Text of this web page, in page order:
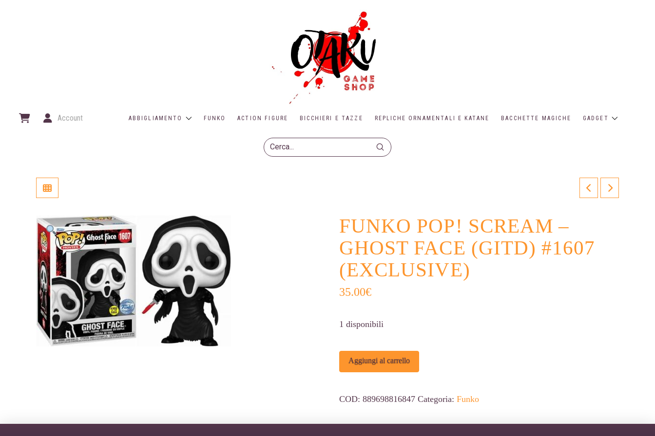
Account ABBIGLIAMENTO FUNKO ACTION FIGURE BICCHIERI E TAZZE REPLICHE ORNAMENTALI E KATANE BACCHETTE MAGICHE GADGET
Search
Submit
FUNKO POP! SCREAM –
GHOST FACE (GITD) #1607
(EXCLUSIVE)
35.00€
1 disponibili
Funko
POP!
-
Aggiungi al carrello
COD: 889698816847 Categoria: Funko